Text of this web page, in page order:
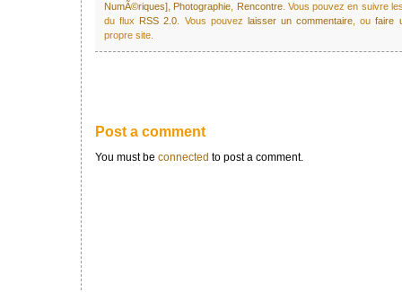
NumÃ©riques] Photographie Rencontre. Vous pouvez en suivre
du flux RSS 2.0 . Vous pouvez laisser un commentaire , oufaire
propre site.
Post a comment
You must be connected to post a comment.